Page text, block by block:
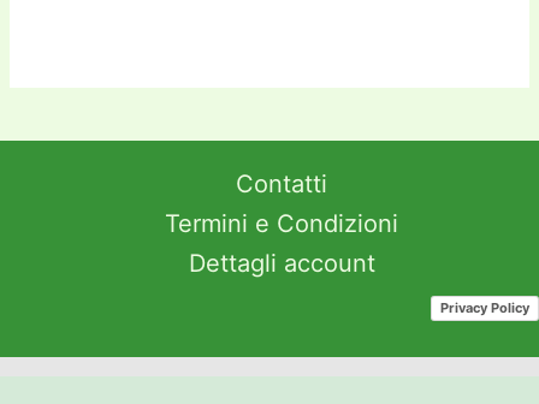
Contatti
Termini e Condizioni
Dettagli account
Privacy Policy